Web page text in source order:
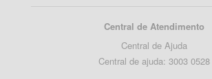
Central de Atendimento
Central de Ajuda
Central de ajuda: 3003 0528